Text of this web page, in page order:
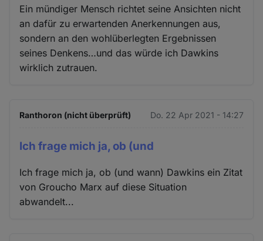
Ein mündiger Mensch richtet seine Ansichten nicht
an dafür zu erwartenden Anerkennungen aus,
sondern an den wohlüberlegten Ergebnissen
seines Denkens…und das würde ich Dawkins
wirklich zutrauen.
Ranthoron (nicht überprüft) Do. 22 Apr 2021 - 14:27
Ich frage mich ja, ob (und
Ich frage mich ja, ob (und wann) Dawkins ein Zitat
von Groucho Marx auf diese Situation
abwandelt...